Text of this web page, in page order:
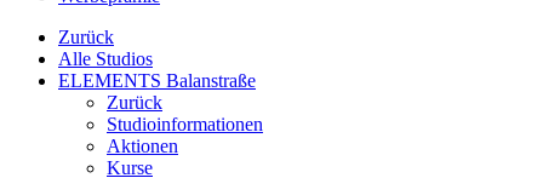
Zurück
Alle Studios
ELEMENTS Balanstraße
Zurück
Studioinformationen
Aktionen
Kurse